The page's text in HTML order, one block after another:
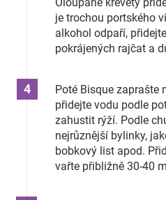
je trochou portského
alkohol odpaří,
pokrájených rajčat a
Poté Bisque zaprašte
přidejte vodu podle
zahustit rýží. Podle
nejrůznější bylinky,
bobkový list apod.
vařte přibližně 30-40